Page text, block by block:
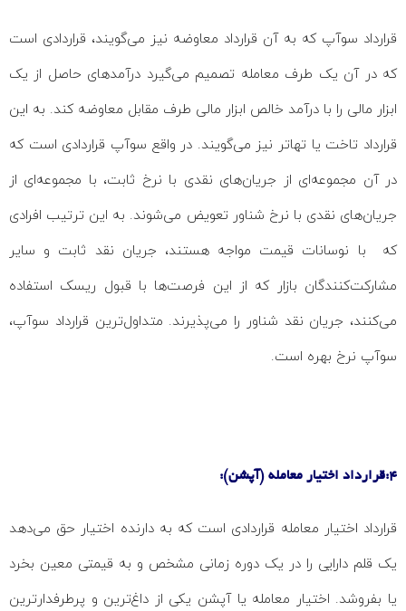
قرارداد سوآپ که به آن قرارداد معاوضه نیز می‌گویند، قراردادی است
که در آن یک طرف معامله تصمیم می‌گیرد درآمدهای حاصل از یک
ابزار مالی را با درآمد خالص ابزار مالی طرف مقابل معاوضه کند. به این
قرارداد تاخت یا تهاتر نیز می‌گویند. در واقع سوآپ قراردادی است که
در آن مجموعه‌ای از جریان‌های نقدی با نرخ ثابت، با مجموعه‌ای از
جریان‌های نقدی با نرخ شناور تعویض می‌شوند. به این ترتیب افرادی
که با نوسانات قیمت مواجه هستند، جریان نقد ثابت و سایر
مشارکت‌کنندگان بازار که از این فرصت‌ها با قبول ریسک استفاده
می‌کنند، جریان نقد شناور را می‌پذیرند. متداول‌ترین قرارداد سوآپ،
سوآپ نرخ بهره است.
4:قرارداد اختیار معامله (آپشن):
قرارداد اختیار معامله قراردادی است که به دارنده اختیار حق می‌دهد
یک قلم دارایی را در یک دوره زمانی مشخص و به قیمتی معین بخرد
یا بفروشد. اختیار معامله یا آپشن یکی از داغ‌ترین و پرطرفدارترین